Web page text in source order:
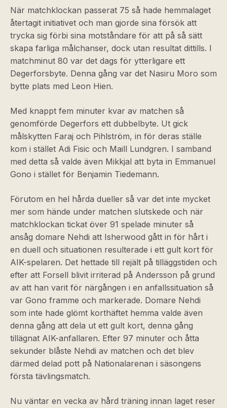
När matchklockan passerat 75 så hade hemmalaget
återtagit initiativet och man gjorde sina försök att
trycka sig förbi sina motståndare för att på så sätt
skapa farliga målchanser, dock utan resultat dittills. I
matchminut 80 var det dags för ytterligare ett
Degerforsbyte. Denna gång var det Nasiru Moro som
bytte plats med Leon Hien.
Med knappt fem minuter kvar av matchen så
genomförde Degerfors ett dubbelbyte. Ut gick
målskytten Faraj och Pihlström, in för deras ställe
kom i stället Adi Fisic och Maill Lundgren. I samband
med detta så valde även Mikkjal att byta in Emmanuel
Gono i stället för Benjamin Tiedemann.
Förutom en hel hårda dueller så var det inte mycket
mer som hände under matchen slutskede och när
matchklockan tickat över 91 spelade minuter så
ansåg domare Nehdi att Isherwood gått in för hårt i
en duell och situationen resulterade i ett gult kort för
AIK-spelaren. Det hettade till rejält på tilläggstiden och
efter att Forsell blivit irriterad på Andersson på grund
av att han varit för närgången i en anfallssituation så
var Gono framme och markerade. Domare Nehdi
som inte hade glömt korthäftet hemma valde även
denna gång att dela ut ett gult kort, denna gång
tillägnat AIK-anfallaren. Efter 97 minuter och åtta
sekunder blåste Nehdi av matchen och det blev
därmed delad pott på Nationalarenan i säsongens
första tävlingsmatch.
Nu väntar en vecka av hård träning innan laget reser